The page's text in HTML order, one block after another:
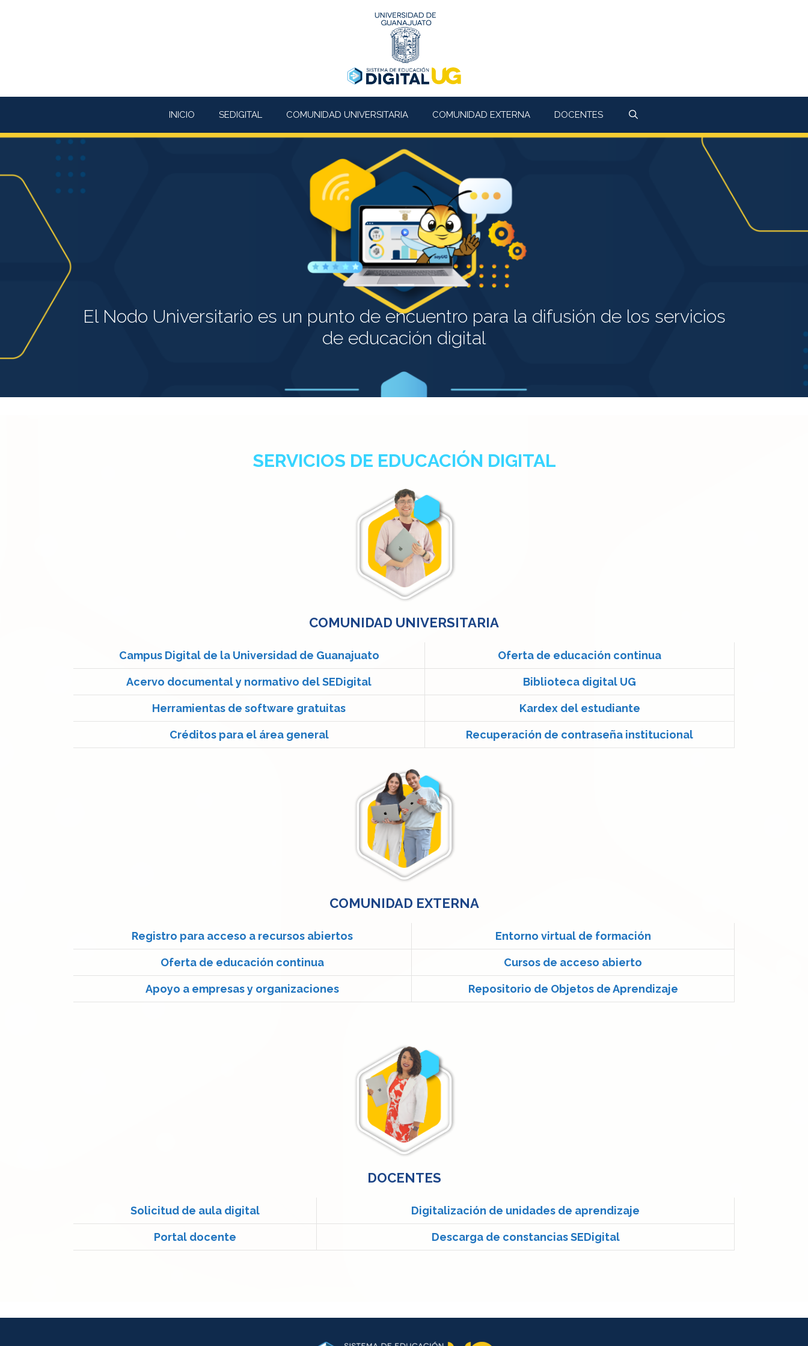
INICIO SEDIGITAL COMUNIDAD UNIVERSITARIA COMUNIDAD EXTERNA DOCENTES
El Nodo Universitario es un punto de encuentro para la difusión de los servicios
de educación digital
SERVICIOS DE EDUCACIÓN DIGITAL
COMUNIDAD UNIVERSITARIA
Campus Digital de la Universidad de Guanajuato Oferta de educación continua
Acervo documental y normativo del SEDigital Biblioteca digital UG
Herramientas de software gratuitas Kardex del estudiante
Créditos para el área general Recuperación de contraseña institucional
COMUNIDAD EXTERNA
Registro para acceso a recursos abiertos Entorno virtual de formación
Oferta de educación continua Cursos de acceso abierto
Apoyo a empresas y organizaciones Repositorio de Objetos de Aprendizaje
DOCENTES
Solicitud de aula digital Digitalización de unidades de aprendizaje
Portal docente Descarga de constancias SEDigital